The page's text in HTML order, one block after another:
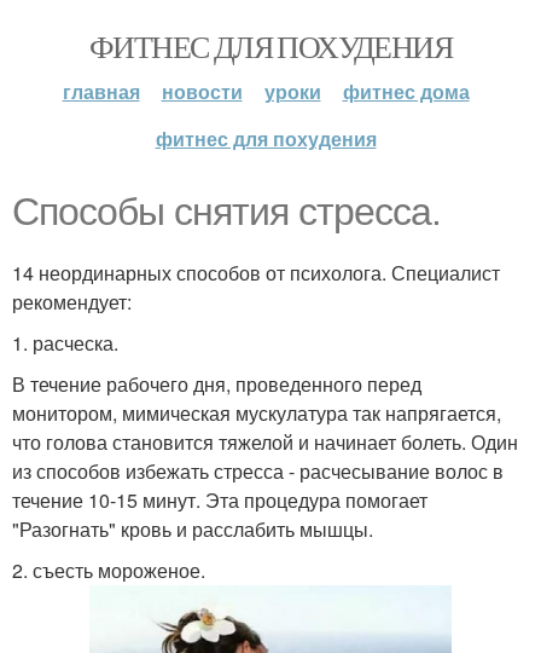
ФИТНЕС ДЛЯ ПОХУДЕНИЯ
главная новости уроки
фитнес дома
фитнес для похудения
Способы снятия стресса.
14 неординарных способов от психолога. Специалист
рекомендует:
1. расческа.
В течение рабочего дня, проведенного перед
монитором, мимическая мускулатура так напрягается,
что голова становится тяжелой и начинает болеть. Один
из способов избежать стресса - расчесывание волос в
течение 10-15 минут. Эта процедура помогает
"Разогнать" кровь и расслабить мышцы.
2. съесть мороженое.